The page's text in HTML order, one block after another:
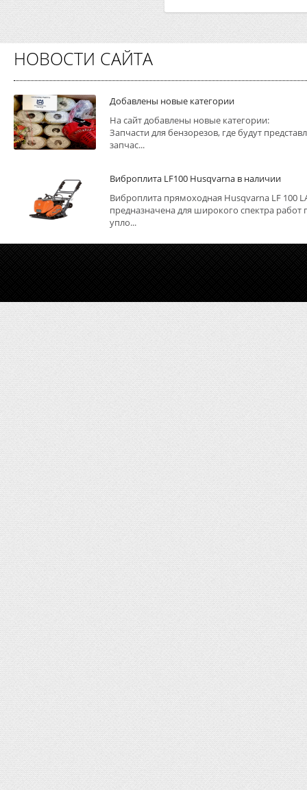
НОВОСТИ САЙТА
Добавлены новые категории
На сайт добавлены новые категории:
Запчасти для бензорезов, где будут
запчас...
Виброплита LF100 Husqvarna в наличии
Виброплита прямоходная Husqvarna LF 100
предназначена для широкого спектра работ
упло...